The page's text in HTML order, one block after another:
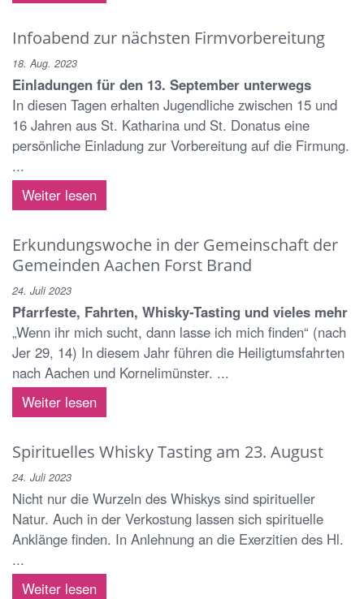
Infoabend zur nächsten Firmvorbereitung
18. Aug. 2023
Einladungen für den 13. September unterwegs
In diesen Tagen erhalten Jugendliche zwischen 15 und
16 Jahren aus St. Katharina und St. Donatus eine
persönliche Einladung zur Vorbereitung auf die Firmung.
...
Weiter lesen
Erkundungswoche in der Gemeinschaft der
Gemeinden Aachen Forst Brand
24. Juli 2023
Pfarrfeste, Fahrten, Whisky-Tasting und vieles mehr
„Wenn ihr mich sucht, dann lasse ich mich finden“ (nach
Jer 29, 14) In diesem Jahr führen die Heiligtumsfahrten
nach Aachen und Kornelimünster. ...
Weiter lesen
Spirituelles Whisky Tasting am 23. August
24. Juli 2023
Nicht nur die Wurzeln des Whiskys sind spiritueller
Natur. Auch in der Verkostung lassen sich spirituelle
Anklänge finden. In Anlehnung an die Exerzitien des Hl.
...
Weiter lesen